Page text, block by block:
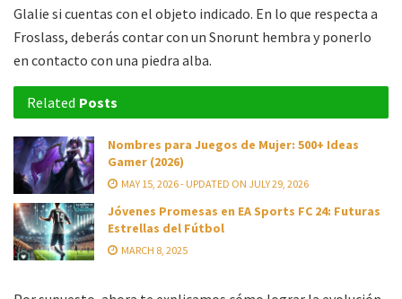
Glalie si cuentas con el objeto indicado. En lo que respecta a
Froslass, deberás contar con un Snorunt hembra y ponerlo
en contacto con una piedra alba.
Related Posts
Nombres para Juegos de Mujer: 500+ Ideas
Gamer (2026)
MAY 15, 2026 - UPDATED ON JULY 29, 2026
Jóvenes Promesas en EA Sports FC 24: Futuras
Estrellas del Fútbol
MARCH 8, 2025